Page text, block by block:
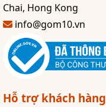
Chai, Hong Kong
info@gom10.vn
Hỗ trợ khách hàng